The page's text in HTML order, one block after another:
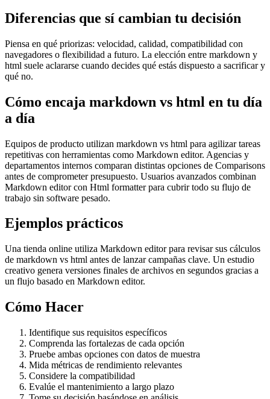
Diferencias que sí cambian tu decisión
Piensa en qué priorizas: velocidad, calidad, compatibilidad con
navegadores o flexibilidad a futuro. La elección entre markdown y
html suele aclararse cuando decides qué estás dispuesto a sacrificar y
qué no.
Cómo encaja markdown vs html en tu día
a día
Equipos de producto utilizan markdown vs html para agilizar tareas
repetitivas con herramientas como Markdown editor. Agencias y
departamentos internos comparan distintas opciones de Comparisons
antes de comprometer presupuesto. Usuarios avanzados combinan
Markdown editor con Html formatter para cubrir todo su flujo de
trabajo sin software pesado.
Ejemplos prácticos
Una tienda online utiliza Markdown editor para revisar sus cálculos
de markdown vs html antes de lanzar campañas clave. Un estudio
creativo genera versiones finales de archivos en segundos gracias a
un flujo basado en Markdown editor.
Cómo Hacer
Identifique sus requisitos específicos
Comprenda las fortalezas de cada opción
Pruebe ambas opciones con datos de muestra
Mida métricas de rendimiento relevantes
Considere la compatibilidad
Evalúe el mantenimiento a largo plazo